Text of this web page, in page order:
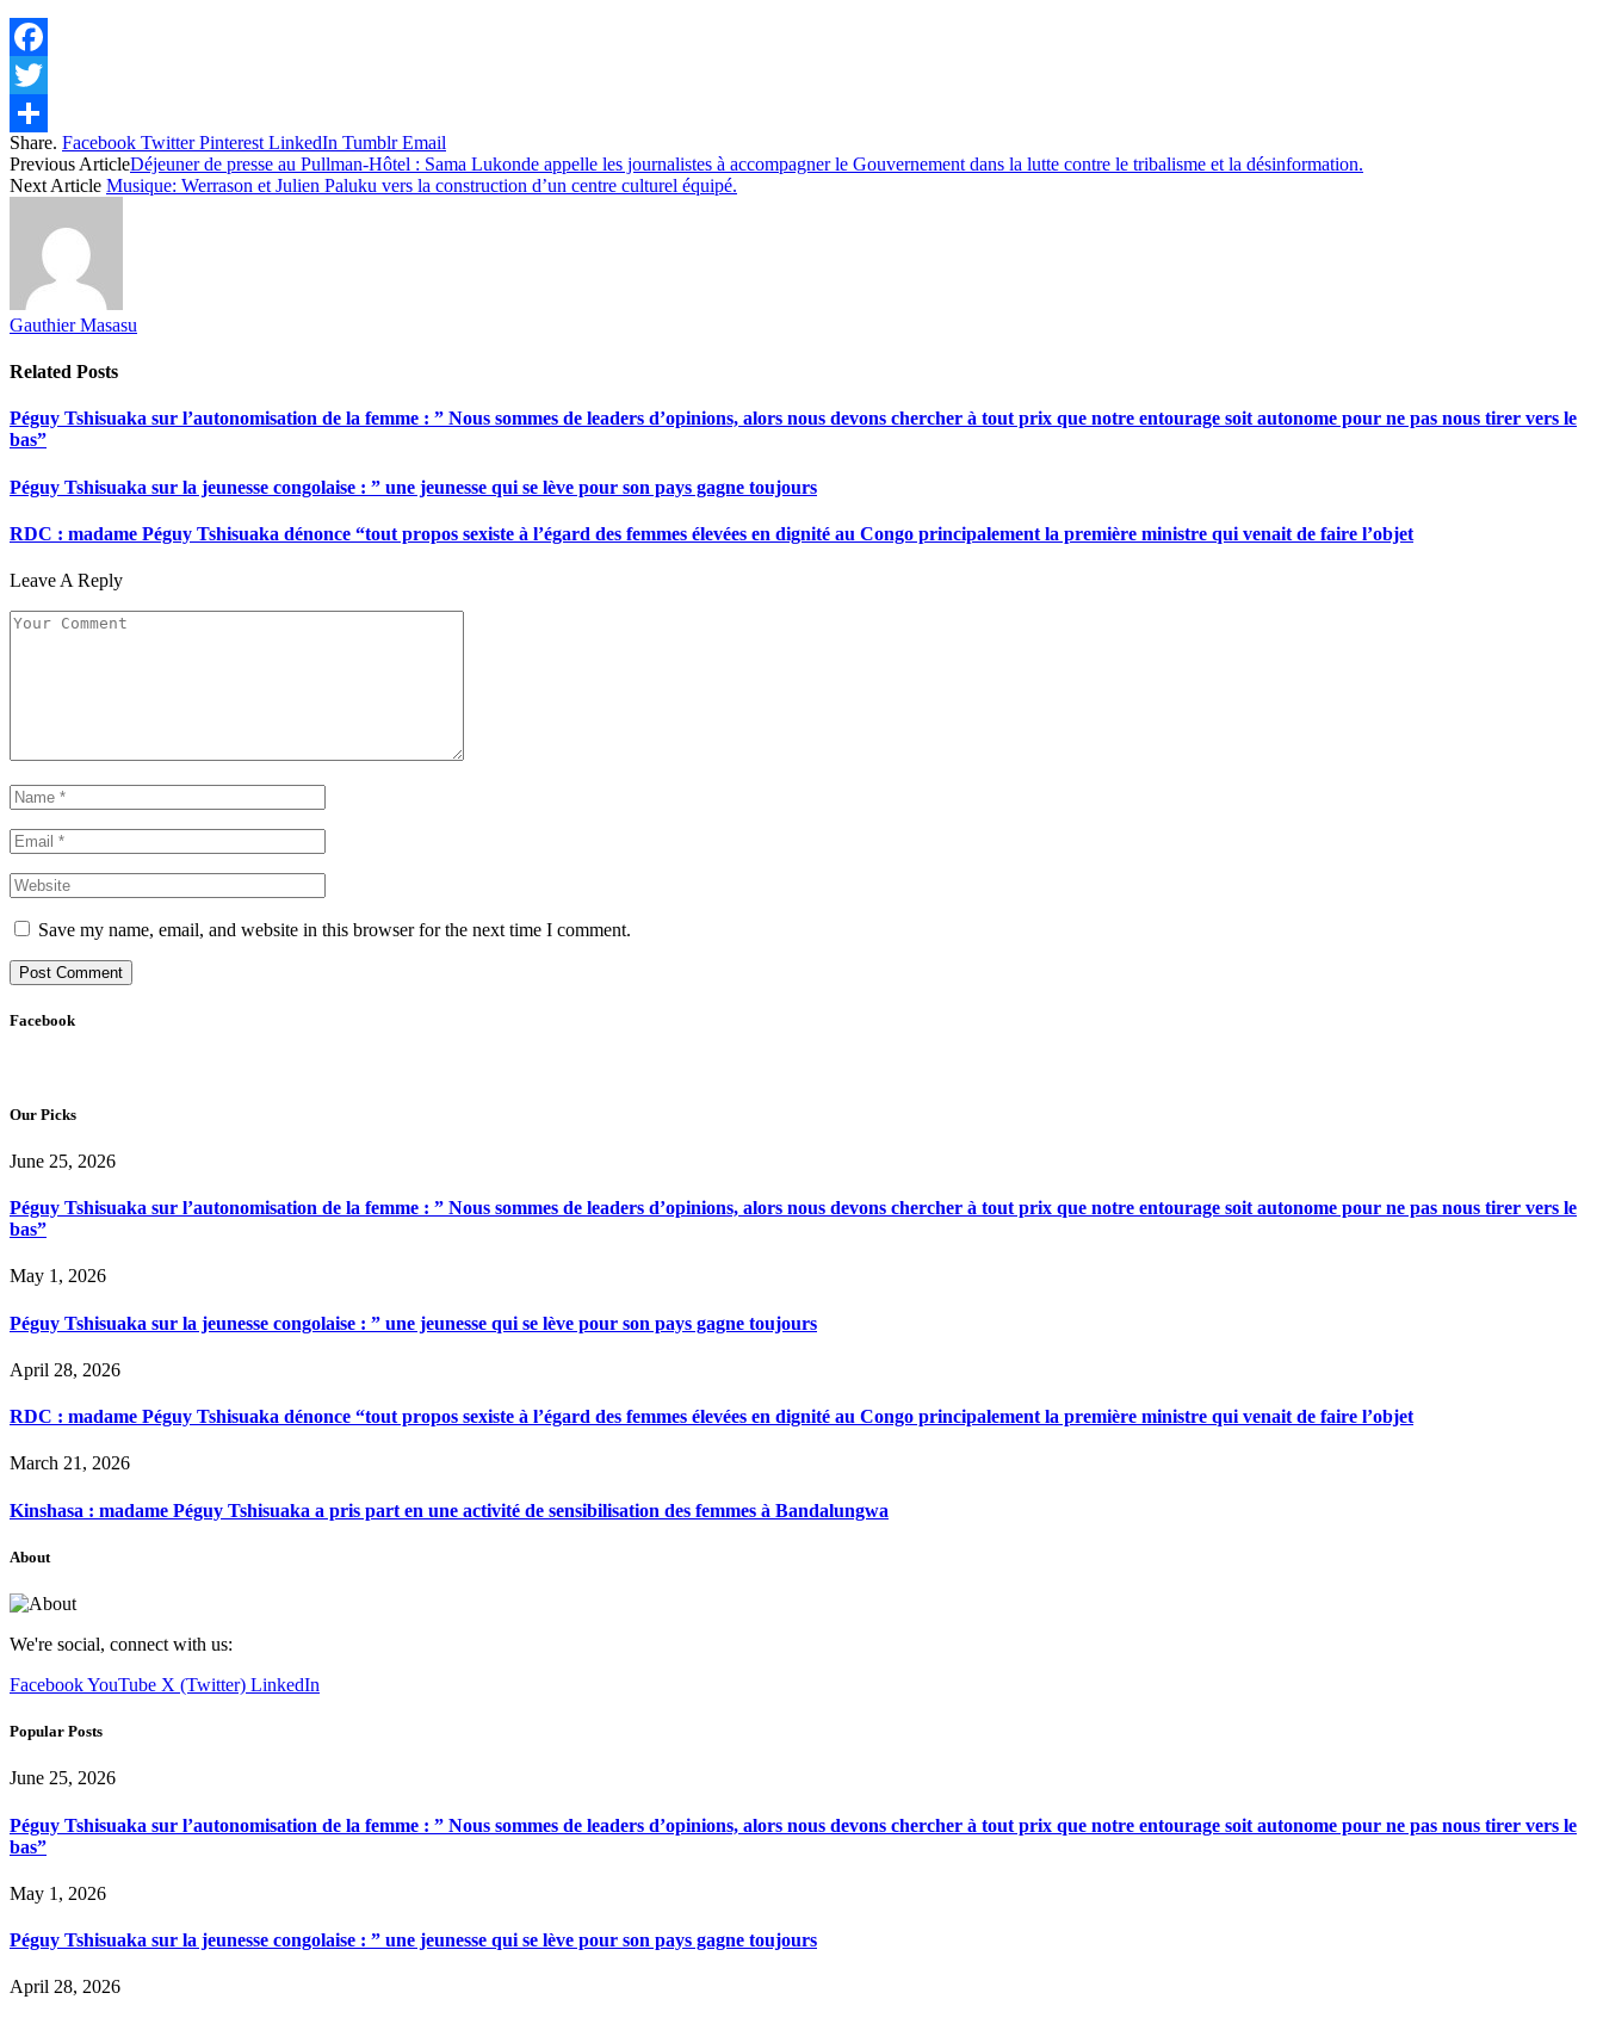
Facebook
Twitter
Share
Share. Facebook Twitter Pinterest LinkedIn Tumblr Email
Previous ArticleDéjeuner de presse au Pullman-Hôtel : Sama Lukonde appelle les journalistes à accompagner le Gouvernement dans la lutte contre le tribalisme et la désinformation.
Next Article Musique: Werrason et Julien Paluku vers la construction d’un centre culturel équipé.
Gauthier Masasu
Related Posts
Péguy Tshisuaka sur l’autonomisation de la femme : ” Nous sommes de leaders d’opinions, alors nous devons chercher à tout prix que notre entourage soit autonome pour ne pas nous tirer vers le
bas”
Péguy Tshisuaka sur la jeunesse congolaise : ” une jeunesse qui se lève pour son pays gagne toujours
RDC : madame Péguy Tshisuaka dénonce “tout propos sexiste à l’égard des femmes élevées en dignité au Congo principalement la première ministre qui venait de faire l’objet
Leave A Reply
Save my name, email, and website in this browser for the next time I comment.
Facebook
Our Picks
June 25, 2026
Péguy Tshisuaka sur l’autonomisation de la femme : ” Nous sommes de leaders d’opinions, alors nous devons chercher à tout prix que notre entourage soit autonome pour ne pas nous tirer vers le
bas”
May 1, 2026
Péguy Tshisuaka sur la jeunesse congolaise : ” une jeunesse qui se lève pour son pays gagne toujours
April 28, 2026
RDC : madame Péguy Tshisuaka dénonce “tout propos sexiste à l’égard des femmes élevées en dignité au Congo principalement la première ministre qui venait de faire l’objet
March 21, 2026
Kinshasa : madame Péguy Tshisuaka a pris part en une activité de sensibilisation des femmes à Bandalungwa
About
We're social, connect with us:
FacebookYouTube X (Twitter) LinkedIn
Popular Posts
June 25, 2026
Péguy Tshisuaka sur l’autonomisation de la femme : ” Nous sommes de leaders d’opinions, alors nous devons chercher à tout prix que notre entourage soit autonome pour ne pas nous tirer vers le
bas”
May 1, 2026
Péguy Tshisuaka sur la jeunesse congolaise : ” une jeunesse qui se lève pour son pays gagne toujours
April 28, 2026